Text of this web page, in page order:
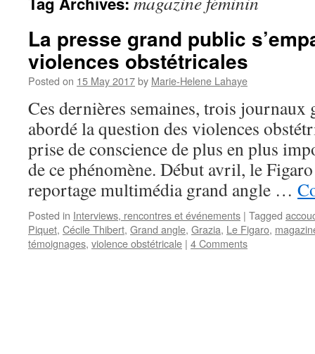
La presse grand public
violences obstétricales
Posted on 15 May 2017by Marie-Helene Lahaye
Ces dernières semaines, trois
abordé la question des violences
prise de conscience de plus en plus
de ce phénomène. Début avril, le
reportage multimédia grand angle …
Posted in Interviews, rencontres et événements | Tagged
Piquet, Cécile Thibert, Grand angle, Grazia, Le Figaro,
témoignages, violence obstétricale | 4 Comments